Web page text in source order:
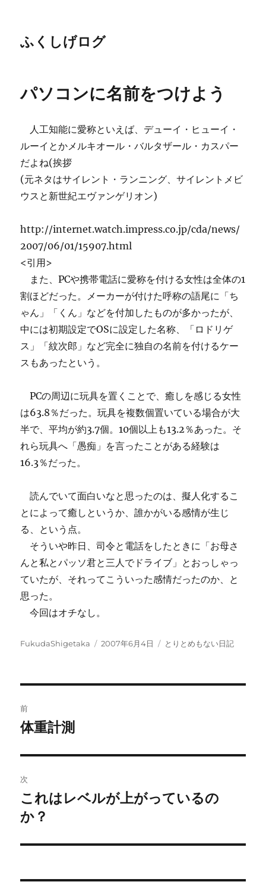
ふくしげログ
パソコンに名前をつけよう
人工知能に愛称といえば、デューイ・ヒューイ・
ルーイとかメルキオール・バルタザール・カスパー
だよね(挨拶
(元ネタはサイレント・ランニング、サイレントメビ
ウスと新世紀エヴァンゲリオン)
http://internet.watch.impress.co.jp/cda/news/
2007/06/01/15907.html
<引用>
また、PCや携帯電話に愛称を付ける女性は全体の1
割ほどだった。メーカーが付けた呼称の語尾に「ち
ゃん」「くん」などを付加したものが多かったが、
中には初期設定でOSに設定した名称、「ロドリゲ
ス」「紋次郎」など完全に独自の名前を付けるケー
スもあったという。
PCの周辺に玩具を置くことで、癒しを感じる女性
は63.8％だった。玩具を複数個置いている場合が大
半で、平均が約3.7個。10個以上も13.2％あった。そ
れら玩具へ「愚痴」を言ったことがある経験は
16.3％だった。
読んでいて面白いなと思ったのは、擬人化するこ
とによって癒しというか、誰かがいる感情が生じ
る、という点。
そういや昨日、司令と電話をしたときに「お母さ
んと私とパッソ君と三人でドライブ」とおっしゃっ
ていたが、それってこういった感情だったのか、と
思った。
今回はオチなし。
投
FukudaShigetaka
投
2007年6月4日
カ
とりとめもない日記
稿
ビ
ゲ
ー
シ
前
前
投
稿:
体重計測
次
次
の
稿:
これはレベルが上がっているの
か？